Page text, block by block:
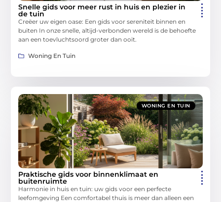
Snelle gids voor meer rust in huis en plezier in
de tuin
Creëer uw eigen oase: Een gids voor sereniteit binnen en
buiten In onze snelle, altijd-verbonden wereld is de behoefte
aan een toevluchtsoord groter dan ooit.
Woning En Tuin
WONING EN TUIN
Praktische gids voor binnenklimaat en
buitenruimte
Harmonie in huis en tuin: uw gids voor een perfecte
leefomgeving Een comfortabel thuis is meer dan alleen een